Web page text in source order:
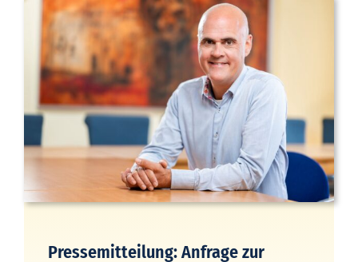
Pressemitteilung: Anfrage zur